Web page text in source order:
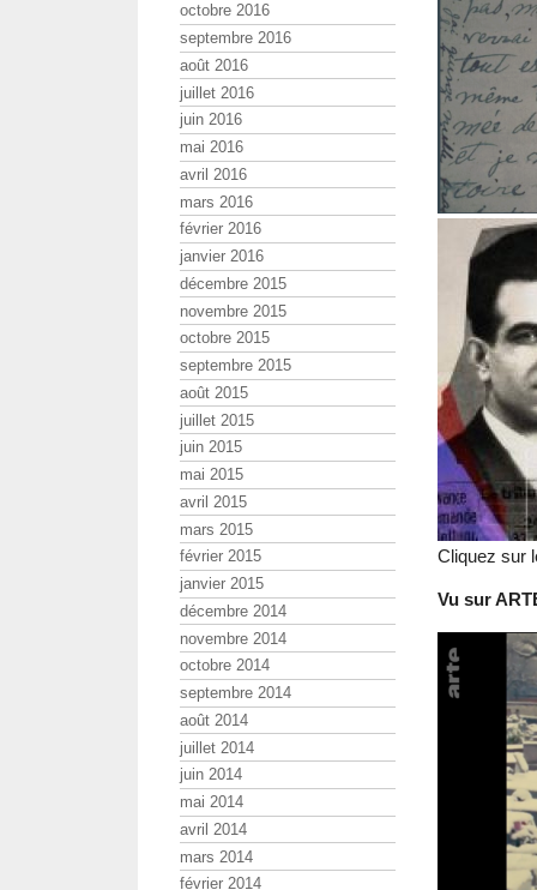
Cliquez sur
Vu sur
octobre 2016
septembre 2016
août 2016
juillet 2016
juin 2016
mai 2016
avril 2016
mars 2016
février 2016
janvier 2016
décembre 2015
novembre 2015
octobre 2015
septembre 2015
août 2015
juillet 2015
juin 2015
mai 2015
avril 2015
mars 2015
février 2015
janvier 2015
décembre 2014
novembre 2014
octobre 2014
septembre 2014
août 2014
juillet 2014
juin 2014
mai 2014
avril 2014
mars 2014
février 2014